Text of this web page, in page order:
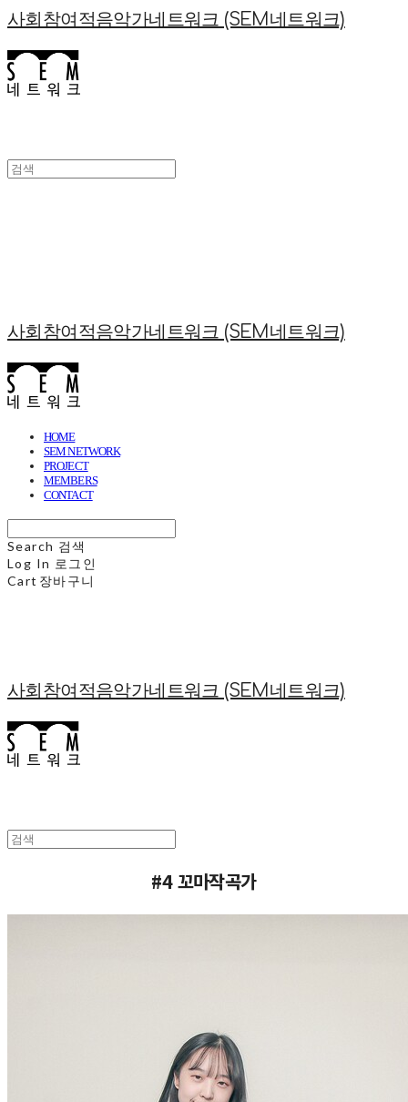
사회참여적음악가네트워크 (SEM네트워크)
사회참여적음악가네트워크 (SEM네트워크)
HOME
SEM NETWORK
PROJECT
MEMBERS
CONTACT
Search 검색
Log In 로그인
Cart 장바구니
사회참여적음악가네트워크 (SEM네트워크)
#4 꼬마작곡가